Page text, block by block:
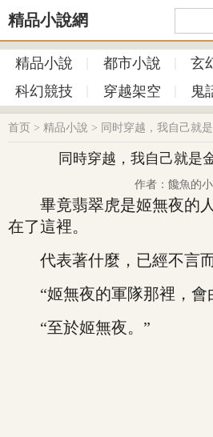
精品小說網
精品小說 都市小說 玄
科幻競技
穿越架空 鬼
首页 > 精品小說 > 同时穿越，我自己就
同時穿越，我自己就是
作者：饞魚的
畢竟翡翠虎是姬無夜的人
在了這裡。
代表著什麼，已經不言而
“姬無夜的軍隊那裡，會
“至於姬無夜。”